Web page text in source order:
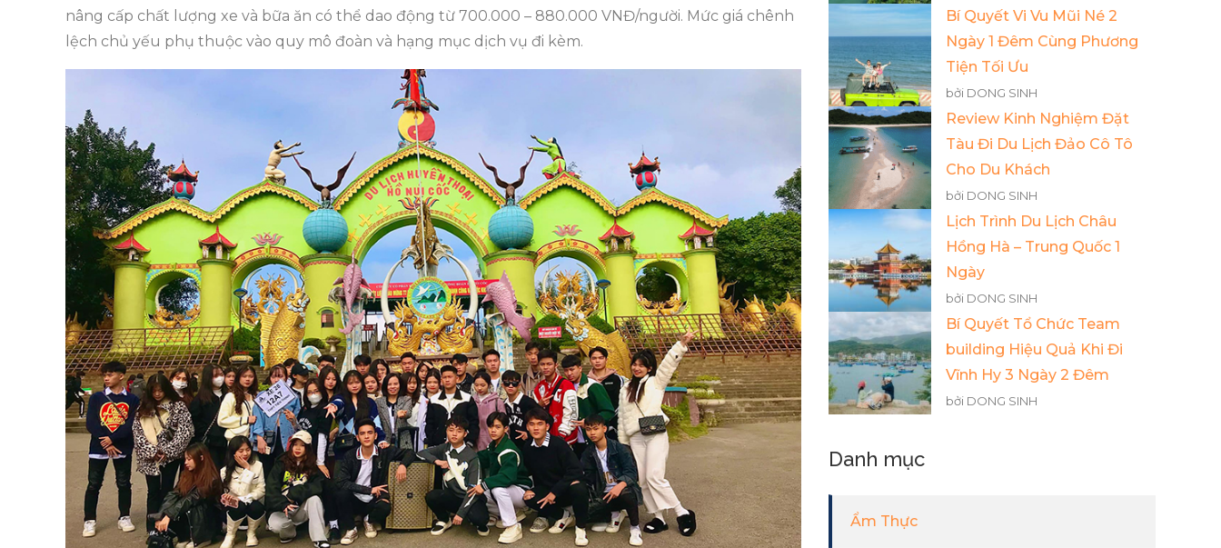
nâng cấp chất lượng xe và bữa ăn có thể dao động từ 700.000 – 880.000 VNĐ/người. Mức giá chênh
lệch chủ yếu phụ thuộc vào quy mô đoàn và hạng mục dịch vụ đi kèm.
Bí Quyết Vi Vu Mũi Né 2
Ngày 1 Đêm Cùng Phương
Tiện Tối Ưu
bởi DONG SINH
Review Kinh Nghiệm Đặt
Tàu Đi Du Lịch Đảo Cô Tô
Cho Du Khách
bởi DONG SINH
Lịch Trình Du Lịch Châu
Hồng Hà – Trung Quốc 1
Ngày
bởi DONG SINH
Bí Quyết Tổ Chức Team
building Hiệu Quả Khi Đi
Vĩnh Hy 3 Ngày 2 Đêm
bởi DONG SINH
Danh mục
Ẩm Thực